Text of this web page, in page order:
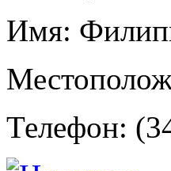
Имя:
Телефон: